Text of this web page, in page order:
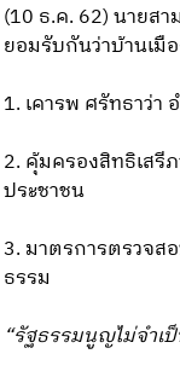
(10 ธ.ค. 62) นายส
ยอมรับกันว่าบ้านเ
1. เคารพ ศรัทธาว่า
2. คุ้มครองสิทธิเสรี
ประชาชน
3. มาตรการตรวจส
ธรรม
“รัฐธรรมนูญไม่จำ